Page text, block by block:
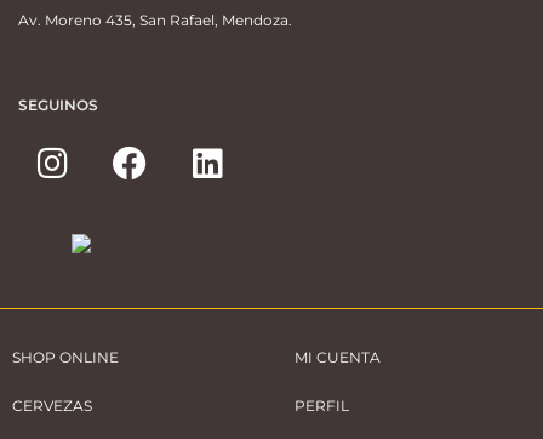
Av. Moreno 435, San Rafael, Mendoza.
SEGUINOS
SHOP ONLINE
CERVEZAS
MI CUENTA
PERFIL